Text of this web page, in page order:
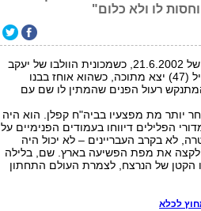
לו ולא כלום"
השעה הייתה כבר קרובה לחצות במוצ"ש של 21.6.2002, כשמכונית הוולבו של יעקב
אברג'יל עצרה ליד ביתו שברחובות. אברג'יל (47) יצא מתוכה, כשהוא אוחז בבנו
רעול הפנים שהמתין לו שם עם
יותר מת מפצעיו בביה"ח קפלן. הוא היה
הפלילים דיווחו בעמודים הפנימיים על
לא בקרב העבריינים – לא יכול היה
את מפת הפשיעה בארץ. שם, בלילה
הקטן של הנרצח, לצמרת העולם התחתון
לכלא